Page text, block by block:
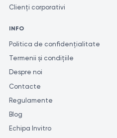
Clienți corporativi
INFO
Politica de confidențialitate
Termenii și condițiile
Despre noi
Contacte
Regulamente
Blog
Echipa Invitro